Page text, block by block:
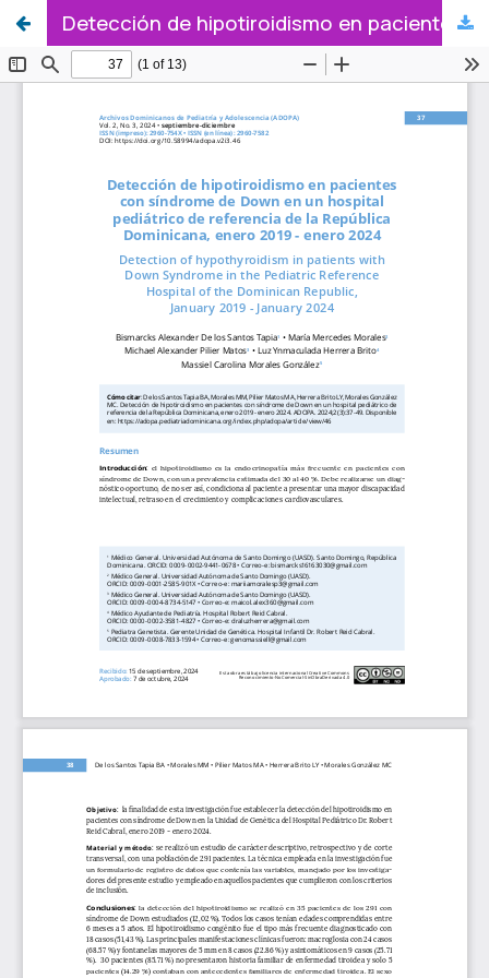
Detección de hipotiroidismo en pacientes con síndrome de Down en un hospital pediátrico de referencia de la República Dominicana, enero 2019 - enero 2024